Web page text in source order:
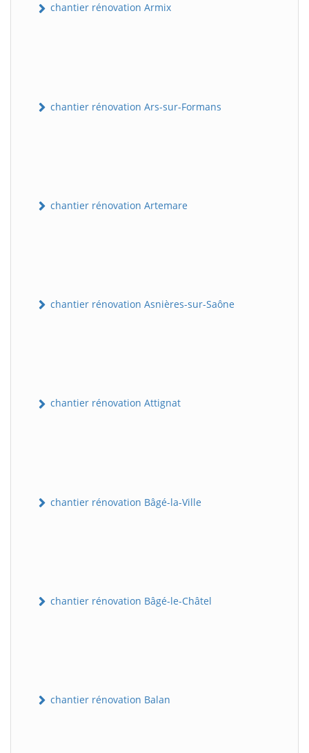
chantier rénovation Armix
chantier rénovation Ars-sur-Formans
chantier rénovation Artemare
chantier rénovation Asnières-sur-Saône
chantier rénovation Attignat
chantier rénovation Bâgé-la-Ville
chantier rénovation Bâgé-le-Châtel
chantier rénovation Balan